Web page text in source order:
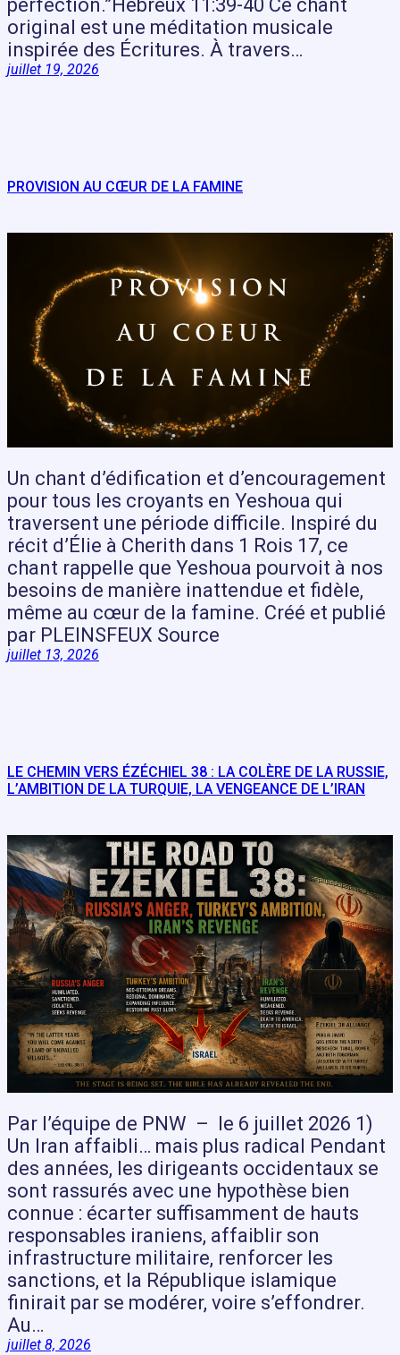
perfection.”Hébreux 11:39-40 Ce chant
original est une méditation musicale
inspirée des Écritures. À travers…
juillet 19, 2026
PROVISION AU CŒUR DE LA FAMINE
Un chant d’édification et d’encouragement
pour tous les croyants en Yeshoua qui
traversent une période difficile. Inspiré du
récit d’Élie à Cherith dans 1 Rois 17, ce
chant rappelle que Yeshoua pourvoit à nos
besoins de manière inattendue et fidèle,
même au cœur de la famine. Créé et publié
par PLEINSFEUX Source
juillet 13, 2026
LE CHEMIN VERS ÉZÉCHIEL 38 : LA COLÈRE DE LA RUSSIE,
L’AMBITION DE LA TURQUIE, LA VENGEANCE DE L’IRAN
Par l’équipe de PNW – le 6 juillet 2026 1)
Un Iran affaibli… mais plus radical Pendant
des années, les dirigeants occidentaux se
sont rassurés avec une hypothèse bien
connue : écarter suffisamment de hauts
responsables iraniens, affaiblir son
infrastructure militaire, renforcer les
sanctions, et la République islamique
finirait par se modérer, voire s’effondrer.
Au…
juillet 8, 2026